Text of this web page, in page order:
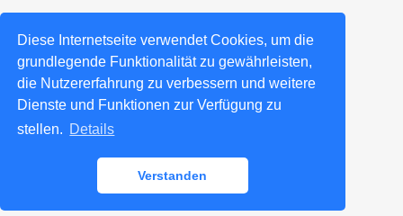
Diese Internetseite verwendet Cookies, um die
grundlegende Funktionalität zu gewährleisten,
die Nutzererfahrung zu verbessern und weitere
Dienste und Funktionen zur Verfügung zu
stellen. Details
Verstanden